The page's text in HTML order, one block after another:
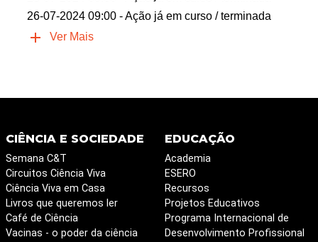
26-07-2024 09:00 - Ação já em curso / terminada
Ver Mais
CIÊNCIA E SOCIEDADE
Semana C&T
Circuitos Ciência Viva
Ciência Viva em Casa
Livros que queremos ler
Café de Ciência
Vacinas - o poder da ciência
EDUCAÇÃO
Academia
ESERO
Recursos
Projetos Educativos
Programa Internacional de
Desenvolvimento Profissional